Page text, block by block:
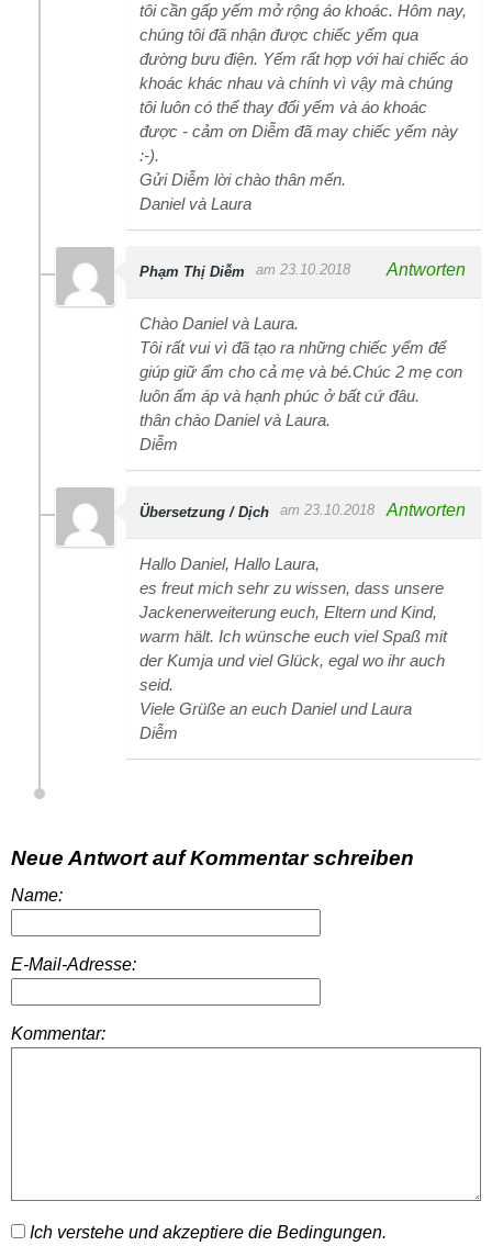
tôi cần gấp yếm mở rộng áo khoác. Hôm nay,
chúng tôi đã nhận được chiếc yếm qua
đường bưu điện. Yếm rất hợp với hai chiếc áo
khoác khác nhau và chính vì vậy mà chúng
tôi luôn có thể thay đổi yếm và áo khoác
được - cảm ơn Diễm đã may chiếc yếm này
:-).
Gửi Diễm lời chào thân mến.
Daniel và Laura
Phạm Thị Diễm am 23.10.2018 Antworten
Chào Daniel và Laura.
Tôi rất vui vì đã tạo ra những chiếc yểm để
giúp giữ ẩm cho cả mẹ và bé.Chúc 2 mẹ con
luôn ấm áp và hạnh phúc ở bất cứ đâu.
thân chào Daniel và Laura.
Diễm
Übersetzung / Dịch am 23.10.2018 Antworten
Hallo Daniel, Hallo Laura,
es freut mich sehr zu wissen, dass unsere
Jackenerweiterung euch, Eltern und Kind,
warm hält. Ich wünsche euch viel Spaß mit
der Kumja und viel Glück, egal wo ihr auch
seid.
Viele Grüße an euch Daniel und Laura
Diễm
Neue Antwort auf Kommentar schreiben
Name:
E-Mail-Adresse:
Kommentar:
Ich verstehe und akzeptiere die Bedingungen.